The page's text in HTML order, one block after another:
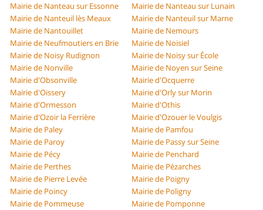
Mairie de Nanteau sur Essonne
Mairie de Nanteau sur Lunain
Mairie de Nanteuil lès Meaux
Mairie de Nanteuil sur Marne
Mairie de Nantouillet
Mairie de Nemours
Mairie de Neufmoutiers en Brie
Mairie de Noisiel
Mairie de Noisy Rudignon
Mairie de Noisy sur École
Mairie de Nonville
Mairie de Noyen sur Seine
Mairie d'Obsonville
Mairie d'Ocquerre
Mairie d'Oissery
Mairie d'Orly sur Morin
Mairie d'Ormesson
Mairie d'Othis
Mairie d'Ozoir la Ferrière
Mairie d'Ozouer le Voulgis
Mairie de Paley
Mairie de Pamfou
Mairie de Paroy
Mairie de Passy sur Seine
Mairie de Pécy
Mairie de Penchard
Mairie de Perthes
Mairie de Pézarches
Mairie de Pierre Levée
Mairie de Poigny
Mairie de Poincy
Mairie de Poligny
Mairie de Pommeuse
Mairie de Pomponne